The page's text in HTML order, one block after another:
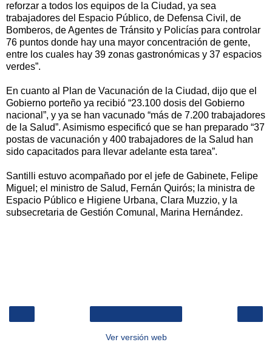
reforzar a todos los equipos de la Ciudad, ya sea
trabajadores del Espacio Público, de Defensa Civil, de
Bomberos, de Agentes de Tránsito y Policías para controlar
76 puntos donde hay una mayor concentración de gente,
entre los cuales hay 39 zonas gastronómicas y 37 espacios
verdes”.
En cuanto al Plan de Vacunación de la Ciudad, dijo que el
Gobierno porteño ya recibió “23.100 dosis del Gobierno
nacional”, y ya se han vacunado “más de 7.200 trabajadores
de la Salud”. Asimismo especificó que se han preparado “37
postas de vacunación y 400 trabajadores de la Salud han
sido capacitados para llevar adelante esta tarea”.
Santilli estuvo acompañado por el jefe de Gabinete, Felipe
Miguel; el ministro de Salud, Fernán Quirós; la ministra de
Espacio Público e Higiene Urbana, Clara Muzzio, y la
subsecretaria de Gestión Comunal, Marina Hernández.
Ver versión web